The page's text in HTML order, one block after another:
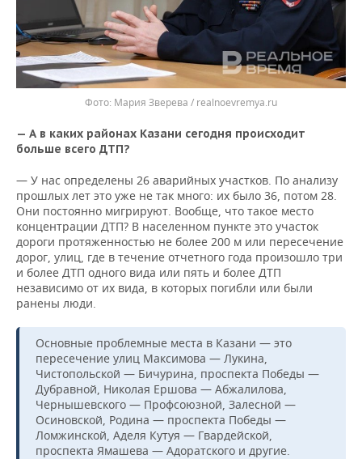
Мария Зверева / realnoevremya.ru
— А в каких районах Казани сегодня происходит
больше всего ДТП?
— У нас определены 26 аварийных участков. По анализу
прошлых лет это уже не так много: их было 36, потом 28.
Они постоянно мигрируют. Вообще, что такое место
концентрации ДТП? В населенном пункте это участок
дороги протяженностью не более 200 м или пересечение
дорог, улиц, где в течение отчетного года произошло три
и более ДТП одного вида или пять и более ДТП
независимо от их вида, в которых погибли или были
ранены люди.
Основные проблемные места в Казани — это
пересечение улиц Максимова — Лукина,
Чистопольской — Бичурина, проспекта Победы —
Дубравной, Николая Ершова — Абжалилова,
Чернышевского — Профсоюзной, Залесной —
Осиновской, Родина — проспекта Победы —
Ломжинской, Аделя Кутуя — Гвардейской,
проспекта Ямашева — Адоратского и другие.